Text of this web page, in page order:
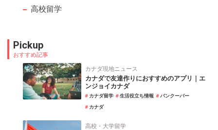
高校留学
Pickup
おすすめ記事
カナダ現地ニュース
カナダで友達作りにおすすめのアプリ｜エ
ンジョイカナダ
カナダ留学 生活役立ち情報
バンクーバー
カナダ
高校・大学留学